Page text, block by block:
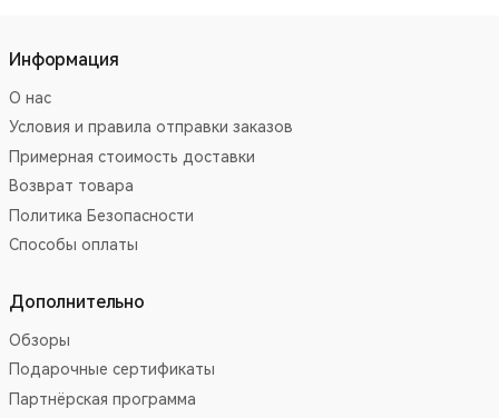
Информация
О нас
Условия и правила отправки заказов
Примерная стоимость доставки
Возврат товара
Политика Безопасности
Способы оплаты
Дополнительно
Обзоры
Подарочные сертификаты
Партнёрская программа